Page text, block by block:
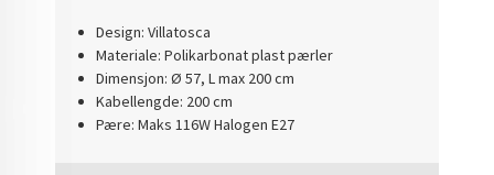
Design: Villatosca
Materiale: Polikarbonat plast pærler
Dimensjon: Ø 57, L max 200 cm
Kabellengde: 200 cm
Pære: Maks 116W Halogen E27